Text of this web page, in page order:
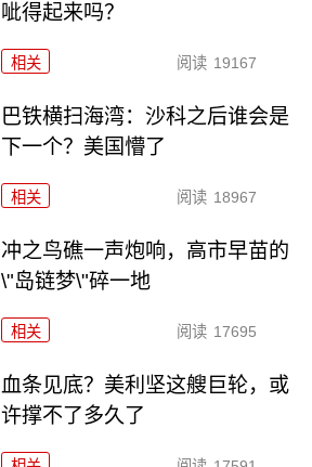
呲得起来吗？
相关 阅读 19167
巴铁横扫海湾：沙科之后谁会是
下一个？美国懵了
相关 阅读 18967
冲之鸟礁一声炮响，高市早苗的
\"岛链梦\"碎一地
相关 阅读 17695
血条见底？美利坚这艘巨轮，或
许撑不了多久了